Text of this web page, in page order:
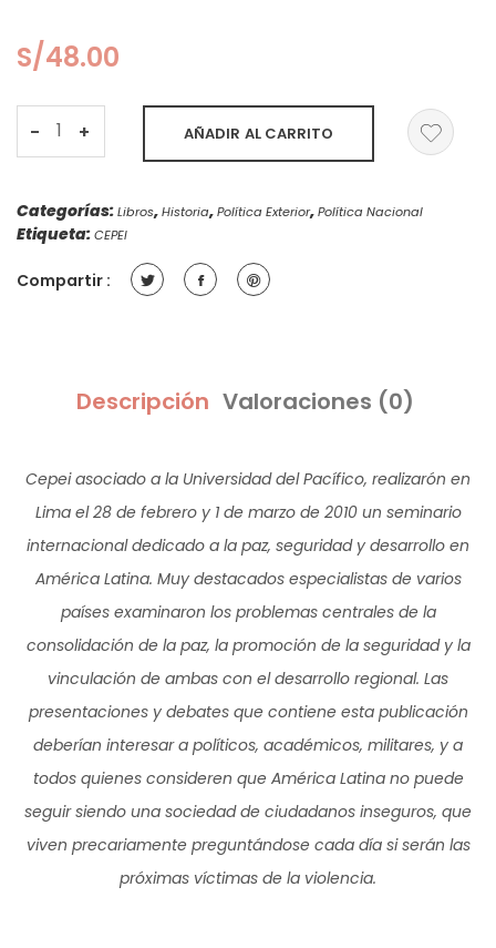
S/48.00
-
Paz,
en
América
quantity
+ AÑADIR AL CARRITO
Categorías:Libros,Historia,Política Exterior,Política Nacional
Etiqueta:CEPEI
Compartir :
Descripción Valoraciones (0)
Cepei asociado a la Universidad del Pacífico, realizarón en
Lima el 28 de febrero y 1 de marzo de 2010 un seminario
internacional dedicado a la paz, seguridad y desarrollo en
América Latina. Muy destacados especialistas de varios
países examinaron los problemas centrales de la
consolidación de la paz, la promoción de la seguridad y la
vinculación de ambas con el desarrollo regional. Las
presentaciones y debates que contiene esta publicación
deberían interesar a políticos, académicos, militares, y a
todos quienes consideren que América Latina no puede
seguir siendo una sociedad de ciudadanos inseguros, que
viven precariamente preguntándose cada día si serán las
próximas víctimas de la violencia.